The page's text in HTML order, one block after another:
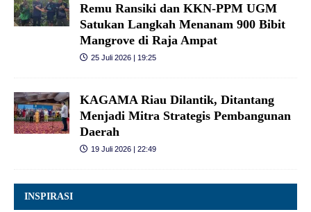
Remu Ransiki dan KKN-PPM UGM
Satukan Langkah Menanam 900 Bibit
Mangrove di Raja Ampat
25 Juli 2026 | 19:25
KAGAMA Riau Dilantik, Ditantang
Menjadi Mitra Strategis Pembangunan
Daerah
19 Juli 2026 | 22:49
INSPIRASI